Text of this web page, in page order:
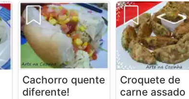
Cachorro quente
diferente!
Croquete de
carne assado